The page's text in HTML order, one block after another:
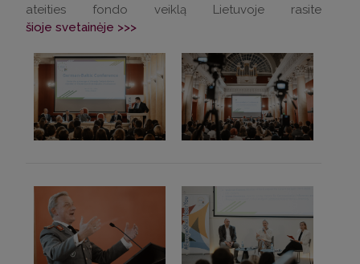
ateities fondo veiklą Lietuvoje rasite
šioje svetainėje >>>